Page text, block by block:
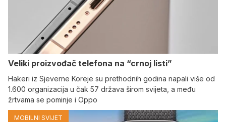
Veliki proizvođač telefona na “crnoj listi”
Hakeri iz Sjeverne Koreje su prethodnih godina napali više od
1.600 organizacija u čak 57 država širom svijeta, a među
žrtvama se pominje i Oppo
MOBILNI SVIJET